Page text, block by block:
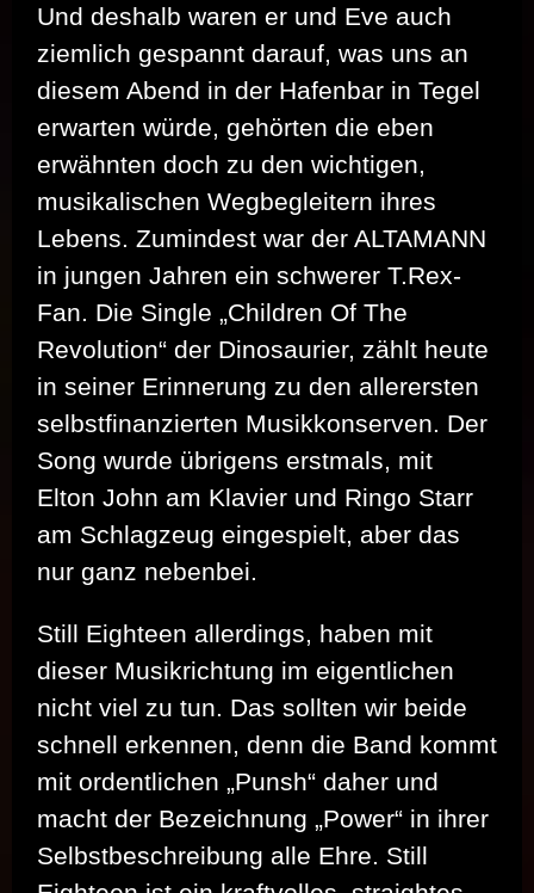
Und deshalb waren er und Eve auch
ziemlich gespannt darauf, was uns an
diesem Abend in der Hafenbar in Tegel
erwarten würde, gehörten die eben
erwähnten doch zu den wichtigen,
musikalischen Wegbegleitern ihres
Lebens. Zumindest war der ALTAMANN
in jungen Jahren ein schwerer T.Rex-
Fan. Die Single „Children Of The
Revolution“ der Dinosaurier, zählt heute
in seiner Erinnerung zu den allerersten
selbstfinanzierten Musikkonserven. Der
Song wurde übrigens erstmals, mit
Elton John am Klavier und Ringo Starr
am Schlagzeug eingespielt, aber das
nur ganz nebenbei.
Still Eighteen allerdings, haben mit
dieser Musikrichtung im eigentlichen
nicht viel zu tun. Das sollten wir beide
schnell erkennen, denn die Band kommt
mit ordentlichen „Punsh“ daher und
macht der Bezeichnung „Power“ in ihrer
Selbstbeschreibung alle Ehre. Still